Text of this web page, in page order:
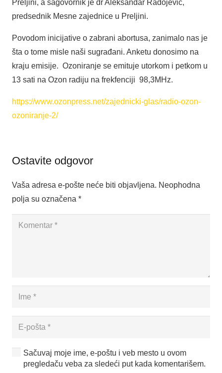
Preljini, a sagovornik je dr Aleksandar Radojević,
predsednik Mesne zajednice u Preljini.
Povodom inicijative o zabrani abortusa, zanimalo nas je
šta o tome misle naši sugrađani. Anketu donosimo na
kraju emisije. Ozoniranje se emituje utorkom i petkom u
13 sati na Ozon radiju na frekfenciji 98,3MHz.
https://www.ozonpress.net/zajednicki-glas/radio-ozon-
ozoniranje-2/
Ostavite odgovor
Vaša adresa e-pošte neće biti objavljena. Neophodna
polja su označena *
Sačuvaj moje ime, e-poštu i veb mesto u ovom
pregledaču veba za sledeći put kada komentarišem.